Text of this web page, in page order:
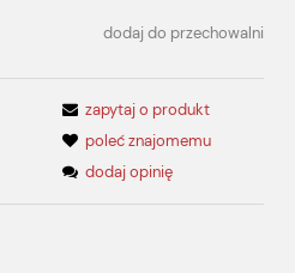
dodaj do przechowalni
zapytaj o produkt
poleć znajomemu
dodaj opinię